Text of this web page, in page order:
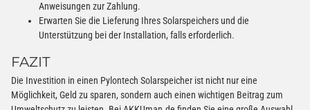
Anweisungen zur Zahlung.
Erwarten Sie die Lieferung Ihres Solarspeichers und die
Unterstützung bei der Installation, falls erforderlich.
FAZIT
Die Investition in einen Pylontech Solarspeicher ist nicht nur eine
Möglichkeit, Geld zu sparen, sondern auch einen wichtigen Beitrag zum